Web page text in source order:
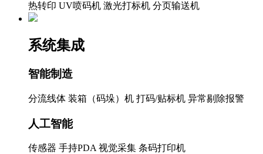
热转印 UV喷码机 激光打标机 分页输送机
系统集成
智能制造
分流线体 装箱（码垛）机 打码/贴标机 异常剔除报警
人工智能
传感器 手持PDA 视觉采集 条码打印机